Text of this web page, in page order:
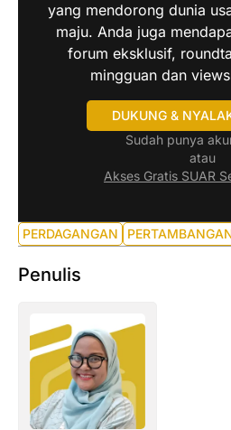
yang mendorong dunia
maju. Anda juga
forum eksklusif,
mingguan dan
DUKUNG &
Sudah punya
atau
Akses Gratis SUAR
PERDAGANGAN
Penulis